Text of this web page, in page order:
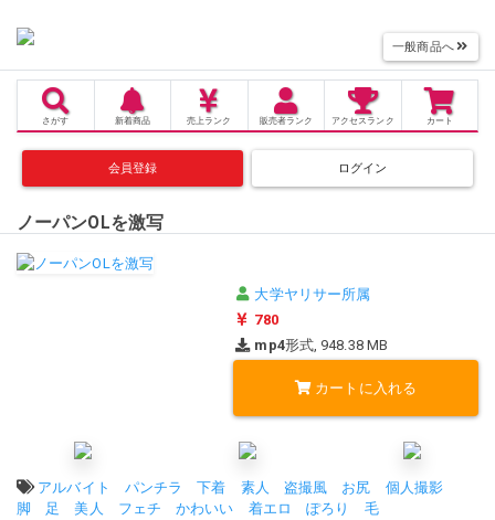
一般商品へ
さがす 新着商品 売上 ランク 販売者ランク アクセス ランク カート
会員登録 ログイン
ノーパンOLを激写
大学ヤリサー所属
780
mp4形式, 948.38 MB
カートに入れる
タグ:
アルバイト パンチラ 下着 素人 盗撮風 お尻
個人撮影
脚
足 美人 フェチ かわいい 着エロ ぽろり 毛